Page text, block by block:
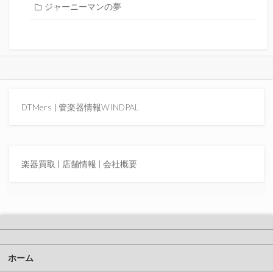
ジャーニーマンの夢
DTMers | 管楽器情報WINDPAL
楽器買取 | 店舗情報 | 会社概要
ホーム